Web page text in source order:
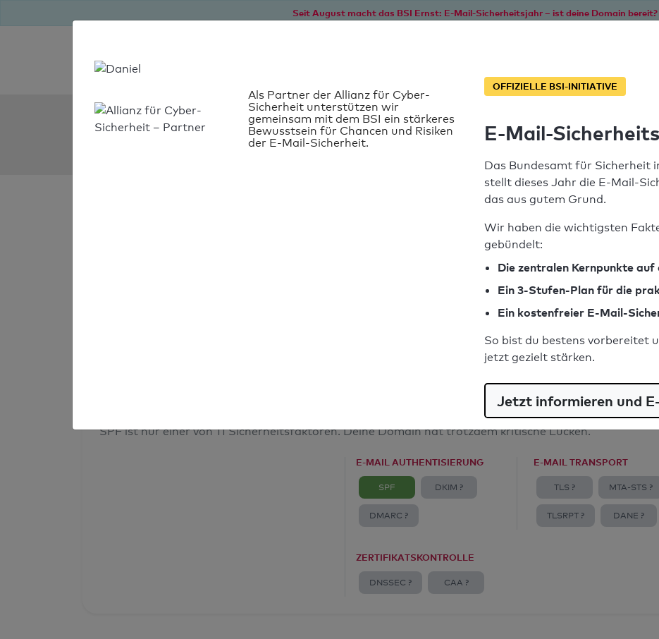
Seit August macht das BSI Ernst: E-Mail-Sicherheitsjahr – ist deine Domain bereit?
SPF Check:
Syntaxprüfung: 0 Fehler
SPF ist nur einer von 11 Sicherheitsfaktoren. Deine Domain hat trotzdem kritische Lücken.
E-MAIL AUTHENTISIERUNG
SPF DKIM ?
DMARC ?
E-MAIL TRANSPORT
TLS ? MTA-STS ?
TLSRPT ? DANE ?
ZERTIFIKATSKONTROLLE
DNSSEC ? CAA ?
Als Partner der Allianz für Cyber-
Sicherheit unterstützen wir
gemeinsam mit dem BSI ein stärkeres
Bewusstsein für Chancen und Risiken
der E-Mail-Sicherheit.
OFFIZIELLE BSI-INITIATIVE
E-Mail-
Das Bundesamt für Sicherheit
stellt dieses Jahr die E-Mail-
das aus gutem Grund.
Wir haben die wichtigsten
gebündelt:
Die zentralen Kernpunkte auf
Ein 3-Stufen-Plan für die
Ein kostenfreier E-Mail-
So bist du bestens vorbereitet
jetzt gezielt stärken.
Jetzt informieren und